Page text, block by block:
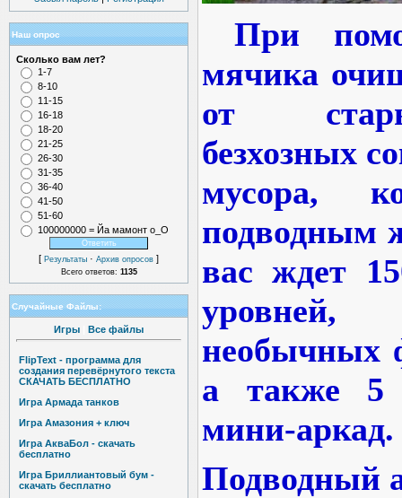
Наш опрос
Сколько вам лет?
1-7
8-10
11-15
16-18
18-20
21-25
26-30
31-35
36-40
41-50
51-60
100000000 = Йа мамонт о_О
[ Результаты · Архив опросов ]
Всего ответов: 1135
Случайные Файлы:
Игры Все файлы
FlipText - программа для
создания перевёрнутого текста
СКАЧАТЬ БЕСПЛАТНО
Игра Армада танков
Игра Амазония + ключ
Игра АкваБол - скачать
бесплатно
Игра Бриллиантовый бум -
скачать бесплатно
При
мячика
от
безхозных
мусора,
подводным
вас ждет
необычных
а также 5
мини-аркад.
Подводный